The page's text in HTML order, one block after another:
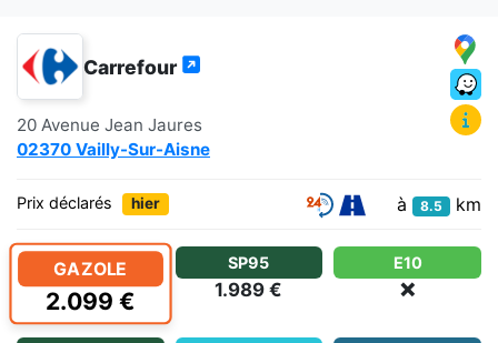
Carrefour
20 Avenue Jean Jaures
02370 Vailly-Sur-Aisne
Prix déclarés hier à 8.5 km
GAZOLE
2.099 €
SP95
1.989 €
E10
❌